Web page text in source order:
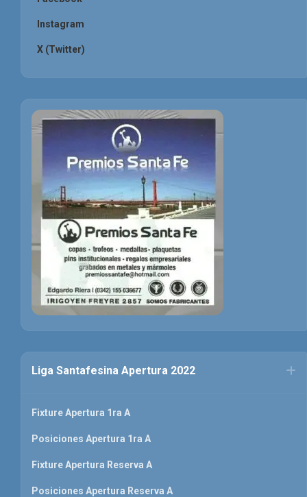
Instagram
X (Twitter)
Liga Santafesina Apertura 2022
Fixture Apertura 1ra A
Posiciones Apertura 1ra A
Fixture Apertura Reserva A
Posiciones Apertura Reserva A